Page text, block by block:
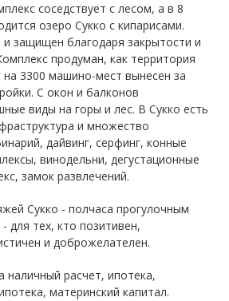
соседствует с лесом, а в 8
озеро Сукко с кипарисами.
и защищен благодаря закрытости и
продуман, как территория
3300 машино-мест вынесен за
С окон и балконов
виды на горы и лес. В Сукко есть
и множество
дайвинг, серфинг, конные
винодельни, дегустационные
замок развлечений.
Сукко - полчаса прогулочным
для тех, кто позитивен,
и доброжелателен.
наличный расчет, ипотека,
материнский капитал.